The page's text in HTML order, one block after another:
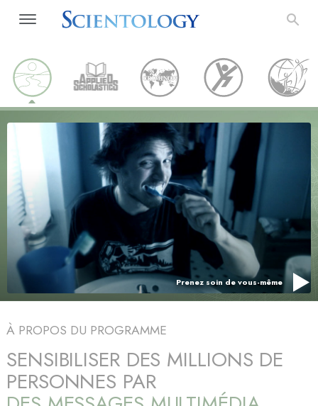
Prenez soin de vous-même
À PROPOS DU PROGRAMME
SENSIBILISER DES MILLIONS DE
PERSONNES PAR